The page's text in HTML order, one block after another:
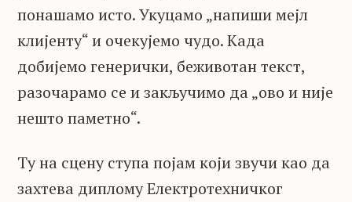
понашамо исто. Укуцамо „напиши мејл
клијенту“ и очекујемо чудо. Када
добијемо генерички, беживотан текст,
разочарамо се и закључимо да „ово и није
нешто паметно“.
Ту на сцену ступа појам који звучи као да
захтева диплому Електротехничког